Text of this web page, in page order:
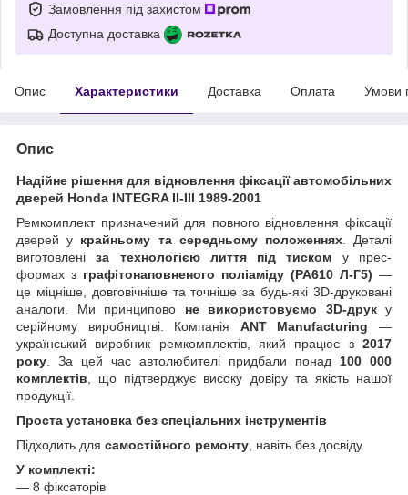
Замовлення під захистом
Доступна доставка
Опис Характеристики Доставка Оплата Умови
Опис
Надійне рішення для відновлення фіксації автомобільних
дверей Honda INTEGRA II-III 1989-2001
Ремкомплект призначений для повного відновлення фіксації
дверей у крайньому та середньому положеннях. Деталі
виготовленіза технологією лиття під тиском у прес-
формах з графітонаповненого поліаміду (PA610 Л-Г5) —
це міцніше, довговічніше та точніше за будь-які 3D-друковані
аналоги. Ми принципово не використовуємо 3D-друку
серійному виробництві. Компанія ANT Manufacturing —
український виробник ремкомплектів, який працює з 2017
року . За цей час автолюбителі придбали понад 100 000
комплектів , що підтверджує високу довіру та якість нашої
продукції.
Проста установка без спеціальних інструментів
Підходить для самостійного ремонту , навіть без досвіду.
У комплекті:
— 8 фіксаторів